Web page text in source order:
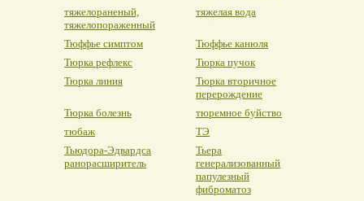
тяжелораненый,
тяжелопораженный
тяжелая вода
Тюффье симптом
Тюффье канюля
Тюрка рефлекс
Тюрка пучок
Тюрка линия
Тюрка вторичное
перерождение
Тюрка болезнь
тюремное буйство
тюбаж
ТЭ
Тьюдора-Эдвардса
ранорасширитель
Тьера
генерализованный
папулезный
фиброматоз